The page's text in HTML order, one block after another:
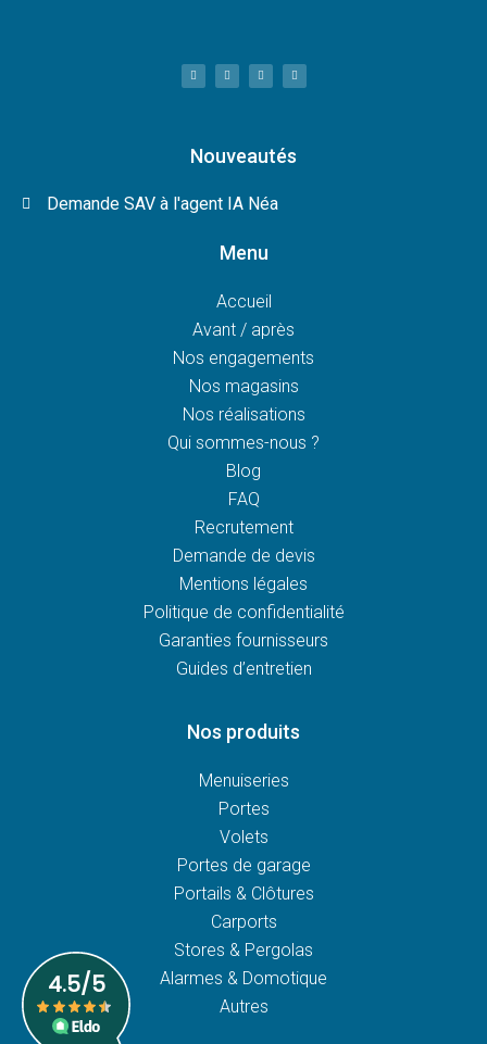
Nouveautés
Demande SAV à l'agent IA Néa
Menu
Accueil
Avant / après
Nos engagements
Nos magasins
Nos réalisations
Qui sommes-nous ?
Blog
FAQ
Recrutement
Demande de devis
Mentions légales
Politique de confidentialité
Garanties fournisseurs
Guides d’entretien
Nos produits
Menuiseries
Portes
Volets
Portes de garage
Portails & Clôtures
Carports
Stores & Pergolas
Alarmes & Domotique
Autres